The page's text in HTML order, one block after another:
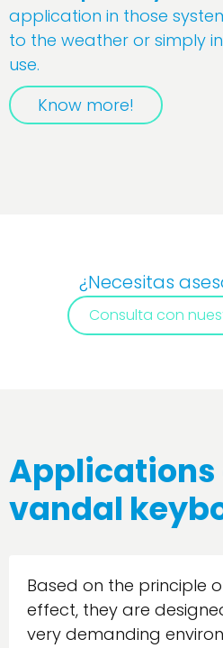
application in those
to the weather or simply
use.
Know more!
¿Necesitas
Consulta con
vandal
Based on the principle
effect, they are
very demanding